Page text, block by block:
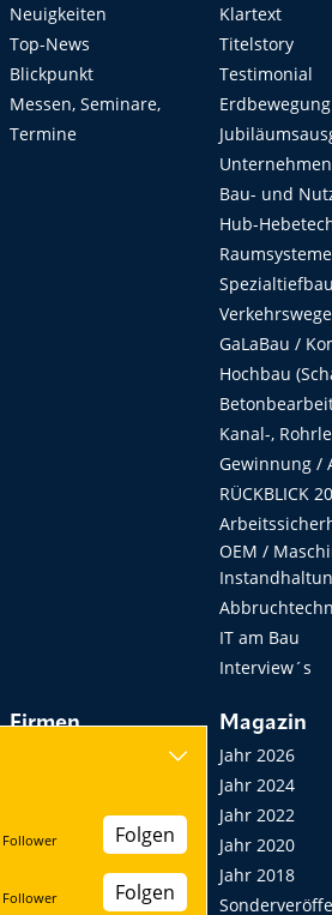
Neuigkeiten
Top-News
Blickpunkt
Messen, Seminare,
Termine
Klartext
Titelstory
Testimonial
Erdbewegung
Bau- und
Hub-
GaLaBau /
Hochbau
Kanal-,
Gewinnung /
RÜCKBLICK
OEM /
IT am Bau
Interview´s
Firmen
Messen, Seminare,
Kongresse
Startup
Magazin
Jahr 2026
Jahr 2024
Jahr 2022
Jahr 2020
Jahr 2018
Follower Folgen
Follower Folgen